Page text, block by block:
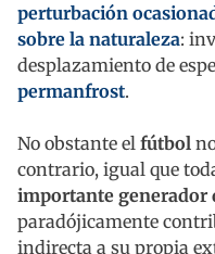
perturbación
sobre la naturaleza:
desplazamiento de
permanfrost.
No obstante el fútbol
contrario, igual que
importante generador
paradójicamente
indirecta a su propia